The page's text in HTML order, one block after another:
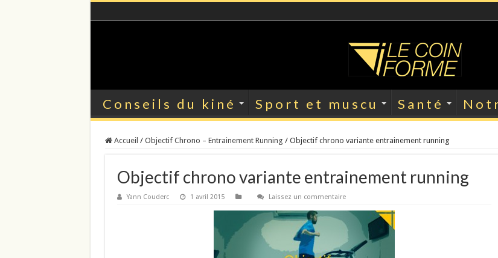
Conseils du kiné Sport et muscu Santé
Accueil / Objectif Chrono – Entrainement Running / Objectif chrono variante entrainement running
Objectif chrono variante entrainement running
Yann Couderc 1 avril 2015 Laissez un commentaire